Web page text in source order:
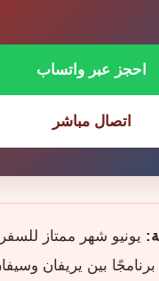
احجز عبر واتساب
اتصال مباشر
يونيو شهر ممتاز للسفر
بين يريفان